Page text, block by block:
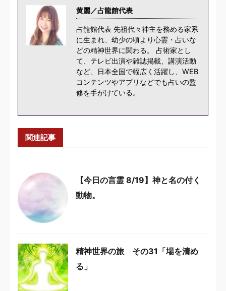
黄麗／占龍館代表
占龍館代表 先祖代々神主を務める家系
に生まれ、幼少の頃より心霊・占いな
どの精神世界に関わる。 占術家とし
て、テレビ出演や雑誌掲載、講演活動
など、日本全国で幅広く活躍し、WEB
コンテンツやアプリなどでも占いの監
修を手がけている。
関連記事
【今日の言霊 8/19】神と名の付く
動物。
精神世界の旅 その31「場を清め
る」